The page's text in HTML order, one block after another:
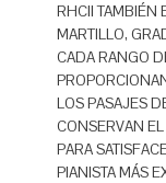
RHCII TAMBIÉN
MARTILLO,
CADA RANGO
LOS PASAJES
CONSERVAN
PARA
PIANISTA MÁS